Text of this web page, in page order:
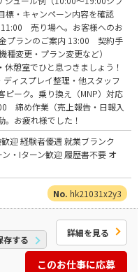
・キャンペーン内容を確認
11:00 売り場へ。お客様へのお
プランのご案内 13:00 契約手
変更・プラン変更など）
憩室でひと息つきましょう！
ィスプレイ整理・他スタッフ
ーク。乗り換え（MNP）対応
締め作業（売上報告・日報入
お疲れ様でした！
迎 経験者優遇 就業ブランク
・Iターン歓迎 履歴書不要 オ
hk21031x2y3
存する
詳細を見る
このお仕事に応募